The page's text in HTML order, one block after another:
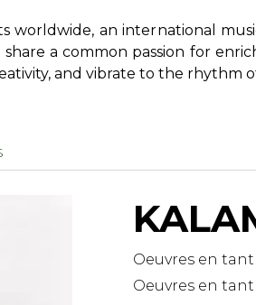
Bassoon
Cello
Clarinet
French Horn
Harpsichord
Lute
Mandolin
worldwide, an international
a common passion for
and vibrate to the rhythm
Oeuvres en
Oeuvres en